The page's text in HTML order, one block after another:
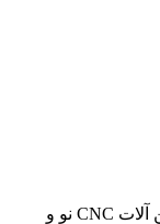
شرکت امین پژوه آذران تامین کننده انواع ماشین آلات CNC، خطوط تولیدی، قطعات یدکی و دارای پروانه بهره برداری برای بازسازی و نوسازی ماشین آلات CNC، وارد کننده انواع ماشین آلات CNC نو و